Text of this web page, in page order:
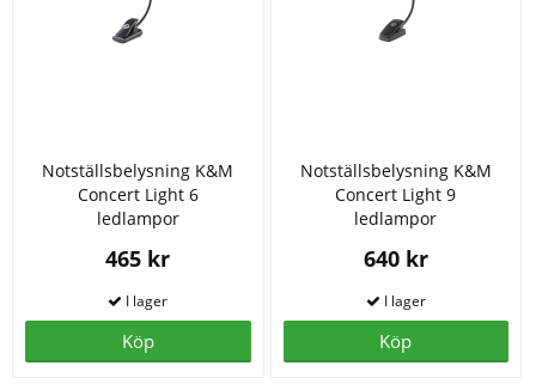
Notställsbelysning K&M
Concert Light 6
ledlampor
465 kr
Köp
Notställsbelysning K&M
Concert Light 9
ledlampor
640 kr
Köp